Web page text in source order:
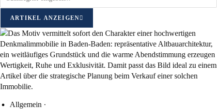
ARTIKEL ANZEIGEN
Allgemein ·